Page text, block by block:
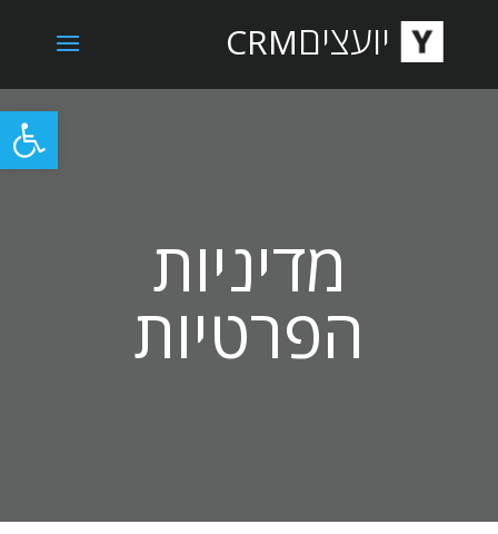
פתח
יועציםCRM
מדיניות
הפרטיות